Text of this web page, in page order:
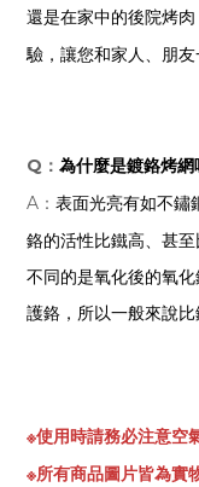
還是在家中的後院烤
驗，讓您和家人、朋
Q： 為什麼是鍍鉻烤網
A： 表面光亮有如不鏽
鉻的活性比鐵高、甚
不同的是氧化後的氧
護鉻，所以一般來說比
※使用時請務必注意空
※所有商品圖片皆為實